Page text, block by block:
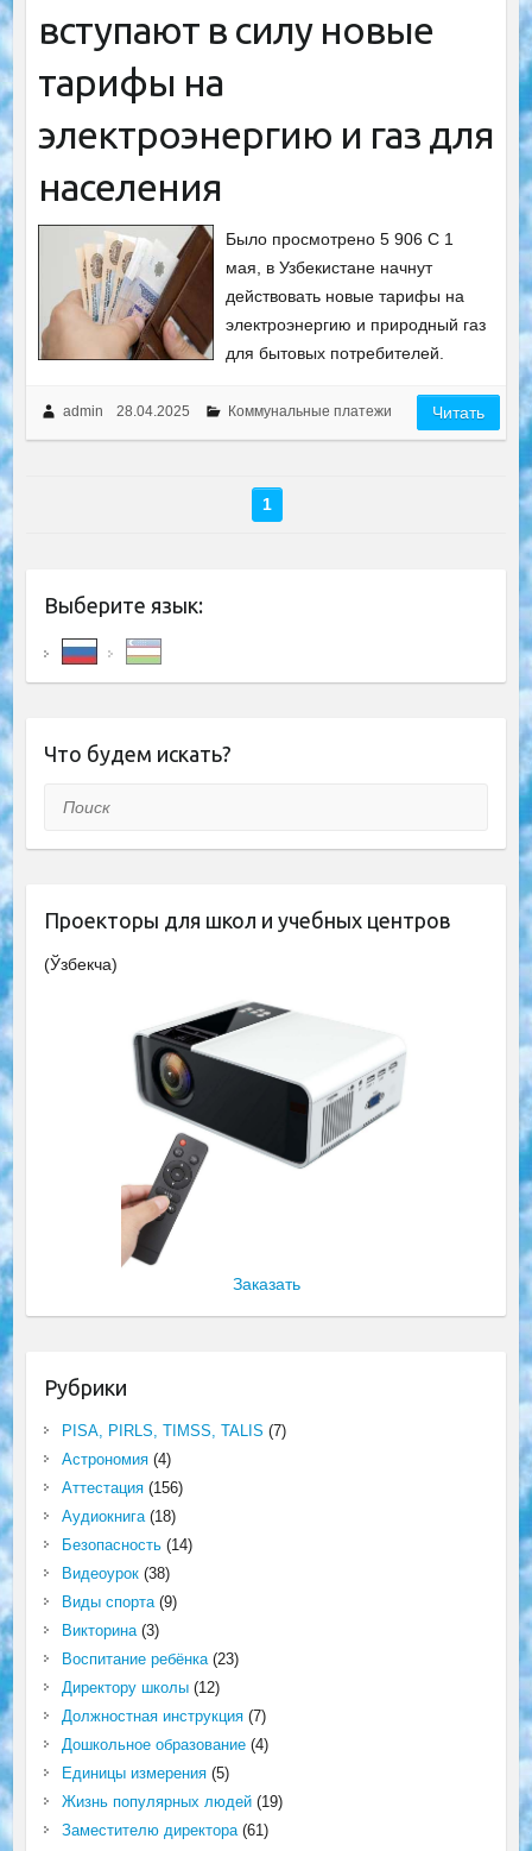
вступают в силу новые
тарифы на
электроэнергию и газ для
населения
Было просмотрено 5 906 C 1
мая, в Узбекистане начнут
действовать новые тарифы на
электроэнергию и природный газ
для бытовых потребителей.
admin 28.04.2025 Коммунальные платежи Читать
1
Выберите язык:
Что будем искать?
Поиск
Проекторы для школ и учебных центров
(Ўзбекча)
Заказать
Рубрики
PISA, PIRLS, TIMSS, TALIS (7)
Астрономия(4)
Аттестация(156)
Аудиокнига(18)
Безопасность(14)
Видеоурок(38)
Виды спорта(9)
Викторина(3)
Воспитание ребёнка(23)
Директору школы(12)
Должностная инструкция(7)
Дошкольное образование(4)
Единицы измерения(5)
Жизнь популярных людей(19)
Заместителю директора(61)